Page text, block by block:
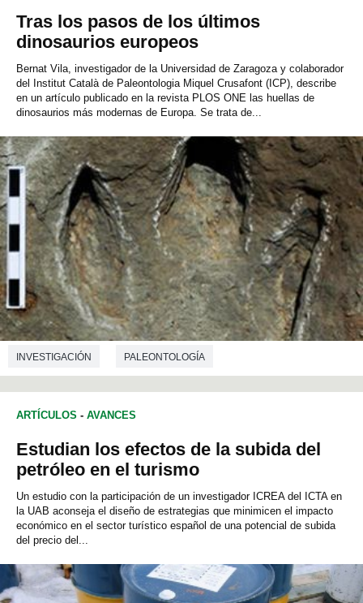
Tras los pasos de los últimos
dinosaurios europeos
Bernat Vila, investigador de la Universidad de Zaragoza y colaborador
del Institut Català de Paleontologia Miquel Crusafont (ICP), describe
en un artículo publicado en la revista PLOS ONE las huellas de
dinosaurios más modernas de Europa. Se trata de...
INVESTIGACIÓN PALEONTOLOGÍA
ARTÍCULOS - AVANCES
Estudian los efectos de la subida del
petróleo en el turismo
Un estudio con la participación de un investigador ICREA del ICTA en
la UAB aconseja el diseño de estrategias que minimicen el impacto
económico en el sector turístico español de una potencial de subida
del precio del...